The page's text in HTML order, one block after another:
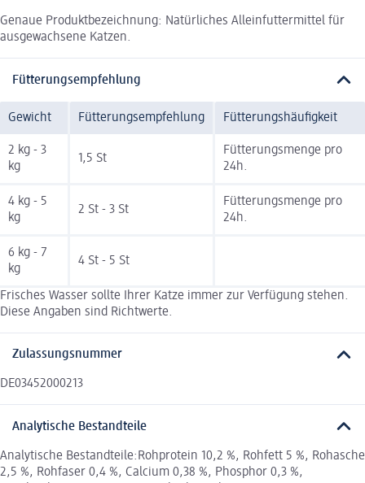
Genaue Produktbezeichnung: Natürliches Alleinfuttermittel für
ausgewachsene Katzen.
Fütterungsempfehlung
Gewicht Fütterungsempfehlung Fütterungshäufigkeit
2 kg - 3
kg
1,5 St
Fütterungsmenge pro
24h.
4 kg - 5
kg
2 St - 3 St
Fütterungsmenge pro
24h.
6 kg - 7
kg
4 St - 5 St
Frisches Wasser sollte Ihrer Katze immer zur Verfügung stehen.
Diese Angaben sind Richtwerte.
Zulassungsnummer
DE03452000213
Analytische Bestandteile
Analytische Bestandteile:Rohprotein 10,2 %, Rohfett 5 %, Rohasche
2,5 %, Rohfaser 0,4 %, Calcium 0,38 %, Phosphor 0,3 %,